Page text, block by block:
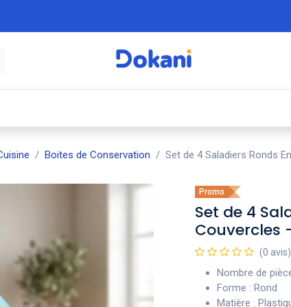
Boites de Conservation Set de 4 Saladiers Ronds
Promo
Set de 4
Couvercles
(0 avis)
Nombre de
Forme : Rond
Matière :